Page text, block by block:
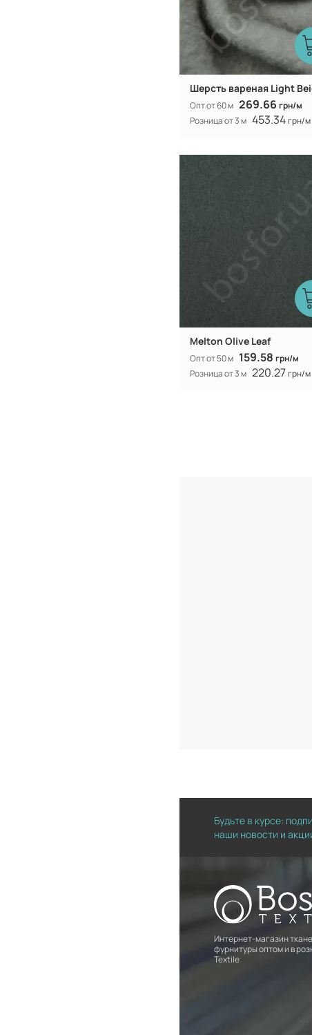
Шерсть вареная Light
Опт от 60 м 269.66 грн/м
Розница от 3 м 453.34грн/м
150-154 см
Melton Olive Leaf
Опт от 50 м 159.58 грн/м
Розница от 3 м 220.27грн/м
Будьте в курсе:
наши новости и
Интернет-магазин
фурнитуры оптом и в
Textile